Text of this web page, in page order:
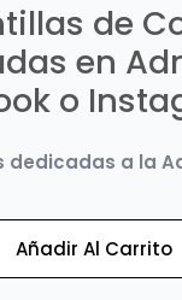
de
en
o
dedicadas a la
Añadir Al Carrito